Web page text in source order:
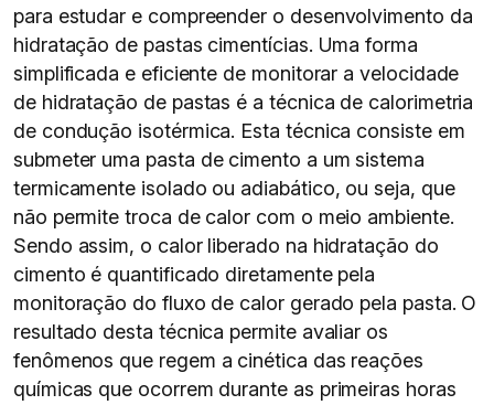
para estudar e compreender o desenvolvimento da
hidratação de pastas cimentícias. Uma forma
simplificada e eficiente de monitorar a velocidade
de hidratação de pastas é a técnica de calorimetria
de condução isotérmica. Esta técnica consiste em
submeter uma pasta de cimento a um sistema
termicamente isolado ou adiabático, ou seja, que
não permite troca de calor com o meio ambiente.
Sendo assim, o calor liberado na hidratação do
cimento é quantificado diretamente pela
monitoração do fluxo de calor gerado pela pasta. O
resultado desta técnica permite avaliar os
fenômenos que regem a cinética das reações
químicas que ocorrem durante as primeiras horas